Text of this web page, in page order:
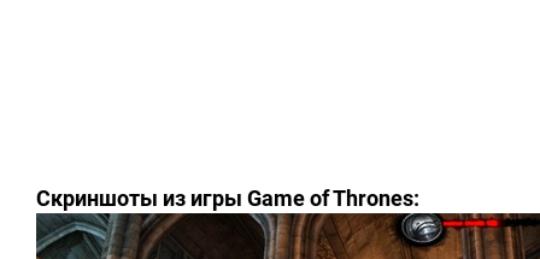
Скриншоты из игры Game of Thrones: